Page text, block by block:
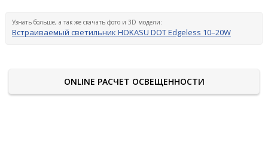
Узнать больше, а так же скачать фото и 3D модели:
Встраиваемый светильник HOKASU DOT Edgeless 10–20W
ONLINE РАСЧЕТ ОСВЕЩЕННОСТИ